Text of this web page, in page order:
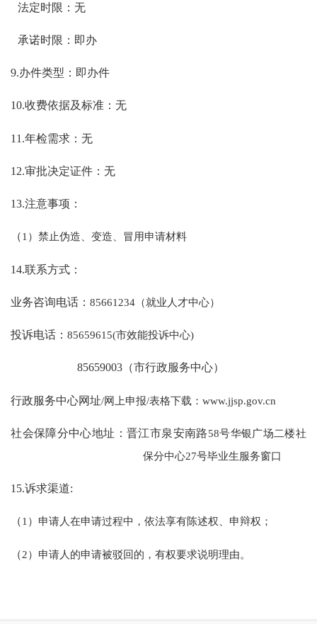
法定时限：无
承诺时限：即办
9.办件类型：即办件
10.收费依据及标准：无
11.年检需求：无
12.审批决定证件：无
13.注意事项：
（1）禁止伪造、变造、冒用申请材料
14.联系方式：
业务咨询电话：85661234（就业人才中心）
投诉电话：85659615(市效能投诉中心)
85659003（市行政服务中心）
行政服务中心网址/网上申报/表格下载：www.jjsp.gov.cn
社会保障分中心地址：晋江市泉安南路58号华银广场二楼社
保分中心27号毕业生服务窗口
15.诉求渠道:
（1）申请人在申请过程中，依法享有陈述权、申辩权；
（2）申请人的申请被驳回的，有权要求说明理由。